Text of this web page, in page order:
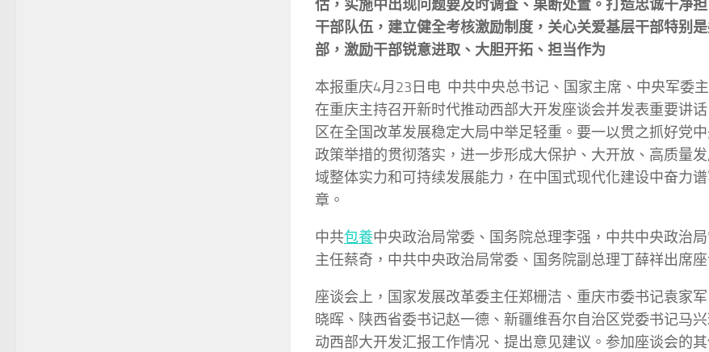
估，实施中出现问题要及时调查、果断处置。打造忠诚干净
干部队伍，建立健全考核激励制度，关心关爱基层干部特别
部，激励干部锐意进取、大胆开拓、担当作为
本报重庆4月23日电 中共中央总书记、国家主席、中央军委
在重庆主持召开新时代推动西部大开发座谈会并发表重要讲
区在全国改革发展稳定大局中举足轻重。要一以贯之抓好党
政策举措的贯彻落实，进一步形成大保护、大开放、高质量
域整体实力和可持续发展能力，在中国式现代化建设中奋力
章。
中共包養中央政治局常委、国务院总理李强，中共中央政治
主任蔡奇，中共中央政治局常委、国务院副总理丁薛祥出席座
座谈会上，国家发展改革委主任郑栅洁、重庆市委书记袁家
晓晖、陕西省委书记赵一德、新疆维吾尔自治区党委书记马
动西部大开发汇报工作情况、提出意见建议。参加座谈会的